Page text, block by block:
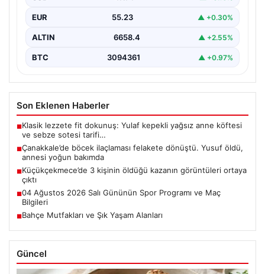
"Çanakkale’nin Barbaros…
EUR 55.23 ▲ +0.30%
ALTIN 6658.4 ▲ +2.55%
BTC 3094361 ▲ +0.97%
Son Eklenen Haberler
■Klasik lezzete fit dokunuş: Yulaf kepekli yağsız anne köftesi
ve sebze sotesi tarifi…
■Çanakkale’de böcek ilaçlaması felakete dönüştü. Yusuf öldü,
annesi yoğun bakımda
■Küçükçekmece’de 3 kişinin öldüğü kazanın görüntüleri ortaya
çıktı
■04 Ağustos 2026 Salı Gününün Spor Programı ve Maç
Bilgileri
■Bahçe Mutfakları ve Şık Yaşam Alanları
Güncel